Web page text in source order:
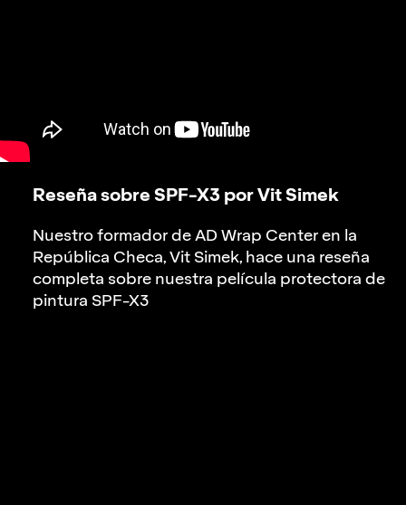
Reseña sobre SPF-X3 por Vit Simek
Nuestro formador de AD Wrap Center en la
República Checa, Vit Simek, hace una reseña
completa sobre nuestra película protectora de
pintura SPF-X3